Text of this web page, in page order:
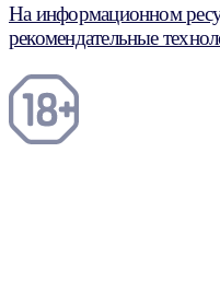
На информационном
рекомендательные